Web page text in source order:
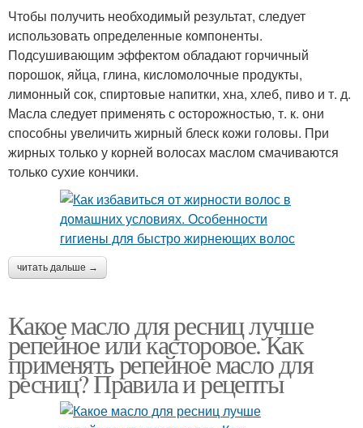
Чтобы получить необходимый результат, следует
использовать определенные компоненты.
Подсушивающим эффектом обладают горчичный
порошок, яйца, глина, кисломолочные продукты,
лимонный сок, спиртовые напитки, хна, хлеб, пиво и т. д.
Масла следует применять с осторожностью, т. к. они
способны увеличить жирный блеск кожи головы. При
жирных только у корней волосах маслом смачиваются
только сухие кончики.
читать дальше →
Какое масло для ресниц лучше
репейное или касторовое. Как
применять репейное масло для
ресниц? Правила и рецепты